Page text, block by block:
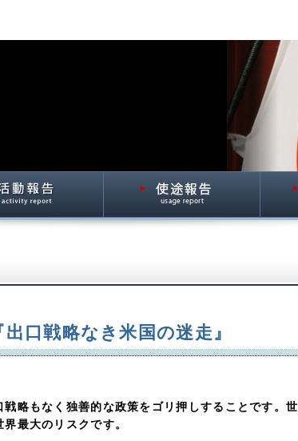
口戦略なき米国の迷走』
もなく独善的な政策をゴリ押しすることです。
最大のリスクです。